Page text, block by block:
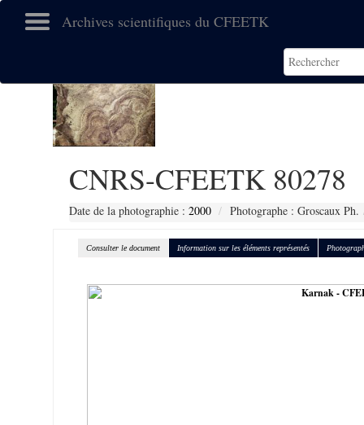
Archives scientifiques du CFEETK
CNRS-CFEETK 80278
Date de la photographie : 2000 Photographe : Groscaux Ph.
Consulter le document Information sur les éléments représentés